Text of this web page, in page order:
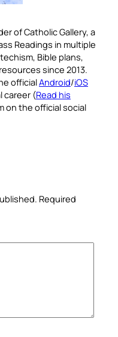
of Catholic Gallery, a
Readings in multiple
Bible plans,
since 2013.
officialAndroid/iOS
career (Read his
on the official social
Required